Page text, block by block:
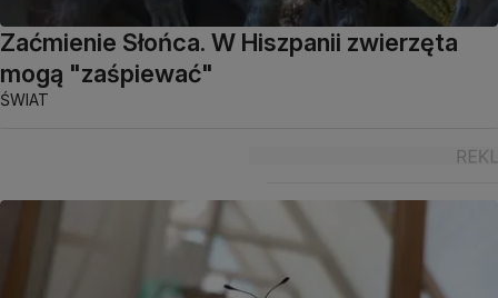
Zaćmienie Słońca. W Hiszpanii zwierzęta
mogą "zaśpiewać"
ŚWIAT